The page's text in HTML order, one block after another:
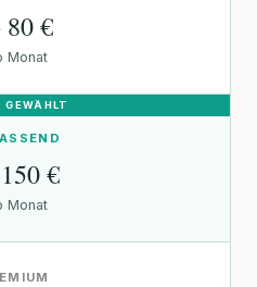
80 €
Monat
€
Monat